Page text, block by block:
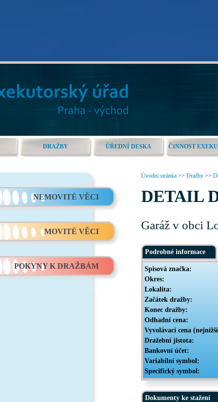
DRAŽBY ÚŘEDNÍ DESKA ČINNOST
NEMOVITÉ VĚCI
MOVITÉ VĚCI
POKYNY K DRAŽBÁM
Úvodní stránka >> Dražby >>
DETAIL
Garáž v obci
Podrobné informace
Spisová značka:
Okres:
Lokalita:
Začátek dražby:
Konec dražby:
Odhadní cena:
Vyvolávací cena
Dražební jistota:
Bankovní účet:
Variabilní symbol:
Specifický symbol:
Dokumenty ke stažení